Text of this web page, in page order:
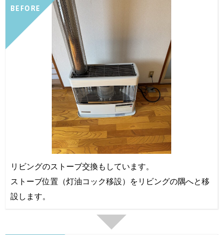
BEFORE
リビングのストーブ交換もしています。
ストーブ位置（灯油コック移設）をリビングの隅へと移
設します。